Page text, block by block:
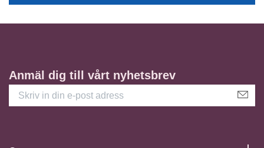
Anmäl dig till vårt nyhetsbrev